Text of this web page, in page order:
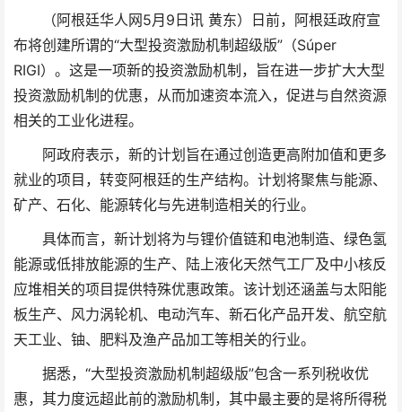
（阿根廷华人网5月9日讯 黄东）日前，阿根廷政府宣
布将创建所谓的“大型投资激励机制超级版”（Súper
RIGI）。这是一项新的投资激励机制，旨在进一步扩大大型
投资激励机制的优惠，从而加速资本流入，促进与自然资源
相关的工业化进程。
阿政府表示，新的计划旨在通过创造更高附加值和更多
就业的项目，转变阿根廷的生产结构。计划将聚焦与能源、
矿产、石化、能源转化与先进制造相关的行业。
具体而言，新计划将为与锂价值链和电池制造、绿色氢
能源或低排放能源的生产、陆上液化天然气工厂及中小核反
应堆相关的项目提供特殊优惠政策。该计划还涵盖与太阳能
板生产、风力涡轮机、电动汽车、新石化产品开发、航空航
天工业、铀、肥料及渔产品加工等相关的行业。
据悉，“大型投资激励机制超级版”包含一系列税收优
惠，其力度远超此前的激励机制，其中最主要的是将所得税